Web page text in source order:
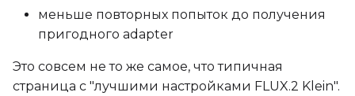
You have no
Upload a dataset
меньше повторных попыток до получения
пригодного adapter
Это совсем не то же самое, что типичная
страница с "лучшими настройками FLUX.2 Klein".